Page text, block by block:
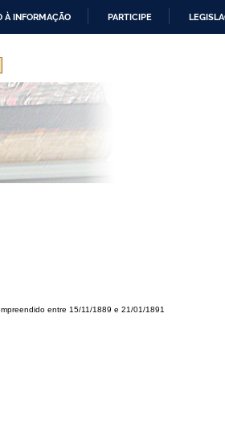
À INFORMAÇÃO PARTICIPE
entre 15/11/1889 e 21/01/1891